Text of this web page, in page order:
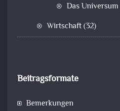
Das Universum
Wirtschaft(32)
Beitragsformate
Bemerkungen